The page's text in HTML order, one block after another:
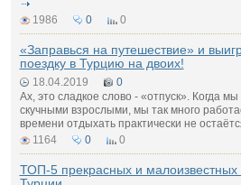
1986 0 0
«Заправься на путешествие» и
поездку в Турцию на двоих!
18.04.2019
0
Ах, это сладкое слово - «отпуск». Когда
скучными взрослыми, мы так много
времени отдыхать практически не
1164
0 0
ТОП-5 прекрасных и малоизвестных